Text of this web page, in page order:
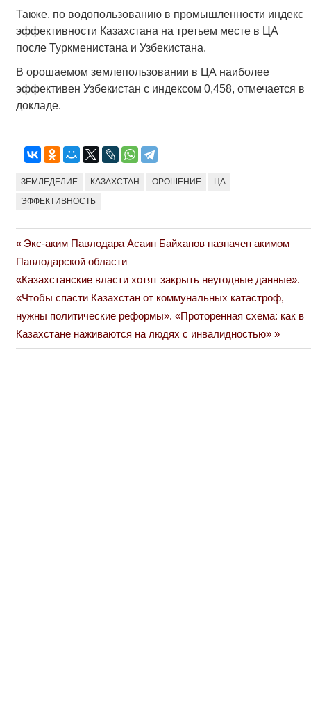
Также, по водопользованию в промышленности индекс
эффективности Казахстана на третьем месте в ЦА
после Туркменистана и Узбекистана.
В орошаемом землепользовании в ЦА наиболее
эффективен Узбекистан с индексом 0,458, отмечается в
докладе.
ЗЕМЛЕДЕЛИЕ КАЗАХСТАН ОРОШЕНИЕ ЦА
ЭФФЕКТИВНОСТЬ
Навигация
по
записям
Previous
Post:
Экс-аким Павлодара Асаин Байханов назначен акимом
Павлодарской области
Next
Post:
«Казахстанские власти хотят закрыть неугодные данные».
«Чтобы спасти Казахстан от коммунальных катастроф,
нужны политические реформы». «Проторенная схема: как в
Казахстане наживаются на людях с инвалидностью»